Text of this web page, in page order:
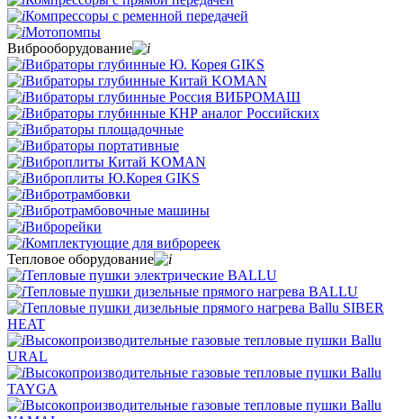
Компрессоры с ременной передачей
Мотопомпы
Виброоборудование
Вибраторы глубинные Ю. Корея GIKS
Вибраторы глубинные Китай KOMAN
Вибраторы глубинные Россия ВИБРОМАШ
Вибраторы глубинные КНР аналог Российских
Вибраторы площадочные
Вибраторы портативные
Виброплиты Китай KOMAN
Виброплиты Ю.Корея GIKS
Вибротрамбовки
Вибротрамбовочные машины
Виброрейки
Комплектующие для виброреек
Тепловое оборудование
Тепловые пушки электрические BALLU
Тепловые пушки дизельные прямого нагрева BALLU
Тепловые пушки дизельные прямого нагрева Ballu SIBER
HEAT
Высокопроизводительные газовые тепловые пушки Ballu
URAL
Высокопроизводительные газовые тепловые пушки Ballu
TAYGA
Высокопроизводительные газовые тепловые пушки Ballu